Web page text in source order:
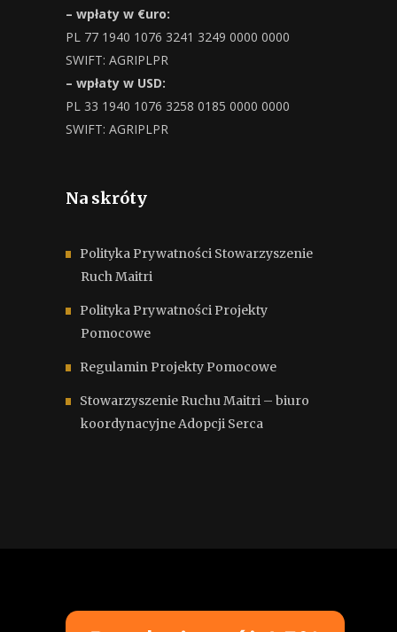
– wpłaty w €uro:
PL 77 1940 1076 3241 3249 0000 0000
SWIFT: AGRIPLPR
– wpłaty w USD:
PL 33 1940 1076 3258 0185 0000 0000
SWIFT: AGRIPLPR
Na skróty
Polityka Prywatności Stowarzyszenie
Ruch Maitri
Polityka Prywatności Projekty
Pomocowe
Regulamin Projekty Pomocowe
Stowarzyszenie Ruchu Maitri – biuro
koordynacyjne Adopcji Serca